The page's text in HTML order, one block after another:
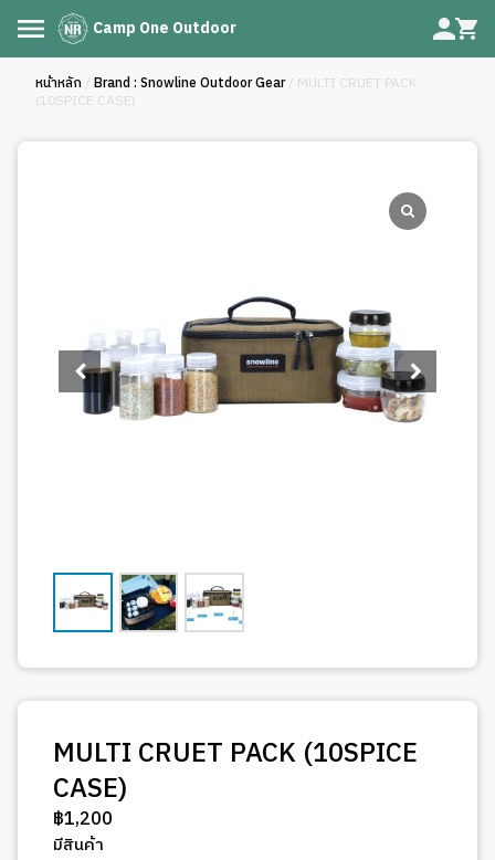
Camp One Outdoor
หน้าหลัก / Brand : Snowline Outdoor Gear/ MULTI CRUET PACK
(10SPICE CASE)
MULTI CRUET PACK (10SPICE
CASE)
฿1,200
มีสินค้า